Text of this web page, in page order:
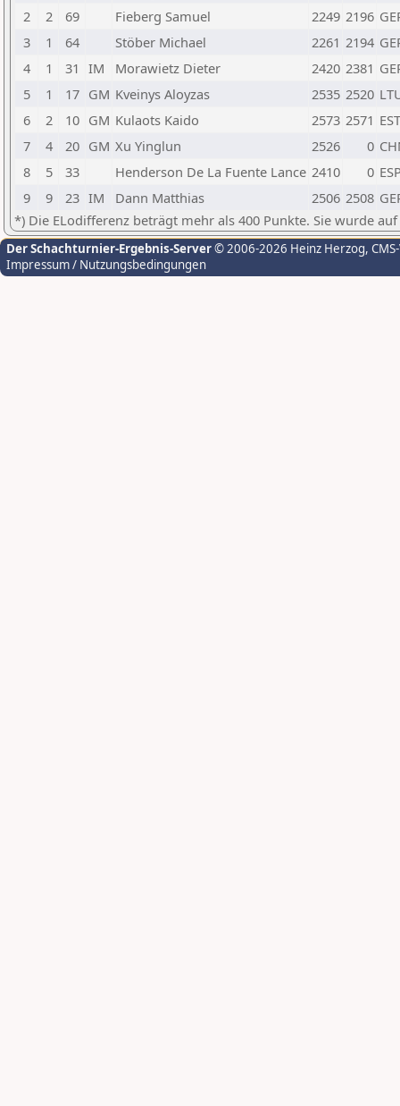
2
2 69 Fieberg Samuel 2249 2196
3
1 64 Stöber Michael 2261 2194
4
1 31 IM Morawietz Dieter 2420 2381
5
1 17 GM Kveinys Aloyzas 2535 2520
6
2 10 GM Kulaots Kaido 2573 2571 EST
7
4 20 GM Xu Yinglun 2526 0
8
5 33 Henderson De La Fuente Lance 2410 0
9
9 23 IM Dann Matthias 2506 2508
*) Die ELodifferenz beträgt mehr als 400 Punkte. Sie wurde
Der Schachturnier-Ergebnis-Server© 2006-2026 Heinz Herzog,
Impressum / Nutzungsbedingungen